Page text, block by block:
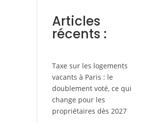
Articles
récents :
Taxe sur les logements
vacants à Paris : le
doublement voté, ce qui
change pour les
propriétaires dès 2027